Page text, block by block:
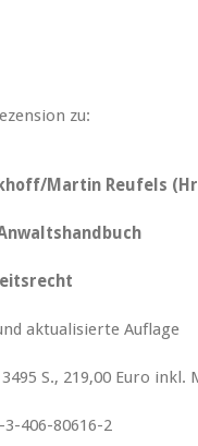
zu:
Martin Reufels
aktualisierte Auflage
S., 219,00 Euro inkl.
3-406-80616-2